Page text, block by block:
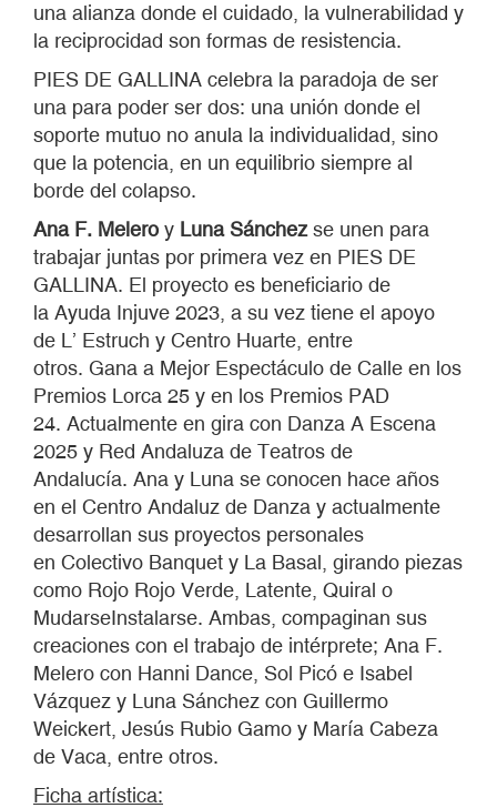
una alianza donde el cuidado, la vulnerabilidad y
la reciprocidad son formas de resistencia.
PIES DE GALLINA celebra la paradoja de ser
una para poder ser dos: una unión donde el
soporte mutuo no anula la individualidad, sino
que la potencia, en un equilibrio siempre al
borde del colapso.
Ana F. Melero y Luna Sánchezse unen para
trabajar juntas por primera vez en PIES DE
GALLINA. El proyecto es beneficiario de
la Ayuda Injuve 2023, a su vez tiene el apoyo
de L’ Estruch y Centro Huarte, entre
otros. Gana a Mejor Espectáculo de Calle en los
Premios Lorca 25 y en los Premios PAD
24. Actualmente en gira con Danza A Escena
2025 y Red Andaluza de Teatros de
Andalucía. Ana y Luna se conocen hace años
en el Centro Andaluz de Danza y actualmente
desarrollan sus proyectos personales
en Colectivo Banquet y La Basal, girando piezas
como Rojo Rojo Verde, Latente, Quiral o
MudarseInstalarse. Ambas, compaginan sus
creaciones con el trabajo de intérprete; Ana F.
Melero con Hanni Dance, Sol Picó e Isabel
Vázquez y Luna Sánchez con Guillermo
Weickert, Jesús Rubio Gamo y María Cabeza
de Vaca, entre otros.
Ficha artística: